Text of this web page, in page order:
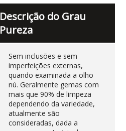
Descrição do Grau
Pureza
Sem inclusões e sem
imperfeições externas,
quando examinada a olho
nú. Geralmente gemas com
mais que 90% de limpeza
dependendo da variedade,
atualmente são
consideradas, dada a